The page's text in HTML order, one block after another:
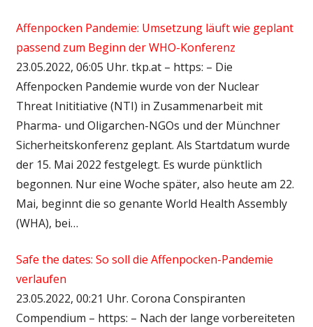
Affenpocken Pandemie: Umsetzung läuft wie geplant
passend zum Beginn der WHO-Konferenz
23.05.2022, 06:05 Uhr. tkp.at – https: – Die
Affenpocken Pandemie wurde von der Nuclear
Threat Inititiative (NTI) in Zusammenarbeit mit
Pharma- und Oligarchen-NGOs und der Münchner
Sicherheitskonferenz geplant. Als Startdatum wurde
der 15. Mai 2022 festgelegt. Es wurde pünktlich
begonnen. Nur eine Woche später, also heute am 22.
Mai, beginnt die so genante World Health Assembly
(WHA), bei…
Safe the dates: So soll die Affenpocken-Pandemie
verlaufen
23.05.2022, 00:21 Uhr. Corona Conspiranten
Compendium – https: – Nach der lange vorbereiteten